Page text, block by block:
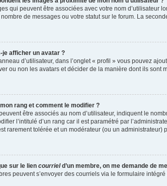
qui peuvent être associées avec votre nom d’utilisateur
de messages ou votre statut sur le forum. La
je afficher un avatar ?
d’utilisateur, dans l’onglet « profil » vous pouvez
ou non les avatars et décider de la manière dont ils sont
rang et comment le modifier ?
être associés au nom d’utilisateur, indiquent le
l’intitulé d’un rang car il est paramétré par
rarement tolérée et un modérateur (ou un
sur le lien courrield’un membre, on me demande de
peuvent s’envoyer des courriels via le formulaire